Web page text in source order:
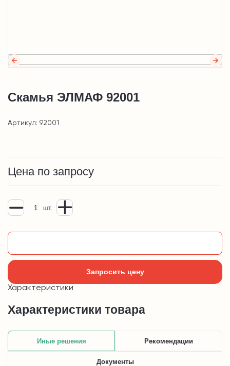
Скамья ЭЛМАФ 92001
Артикул: 92001
Цена по запросу
шт.
Запросить цену
Характеристики
Характеристики товара
Иные решения Рекомендации
Документы